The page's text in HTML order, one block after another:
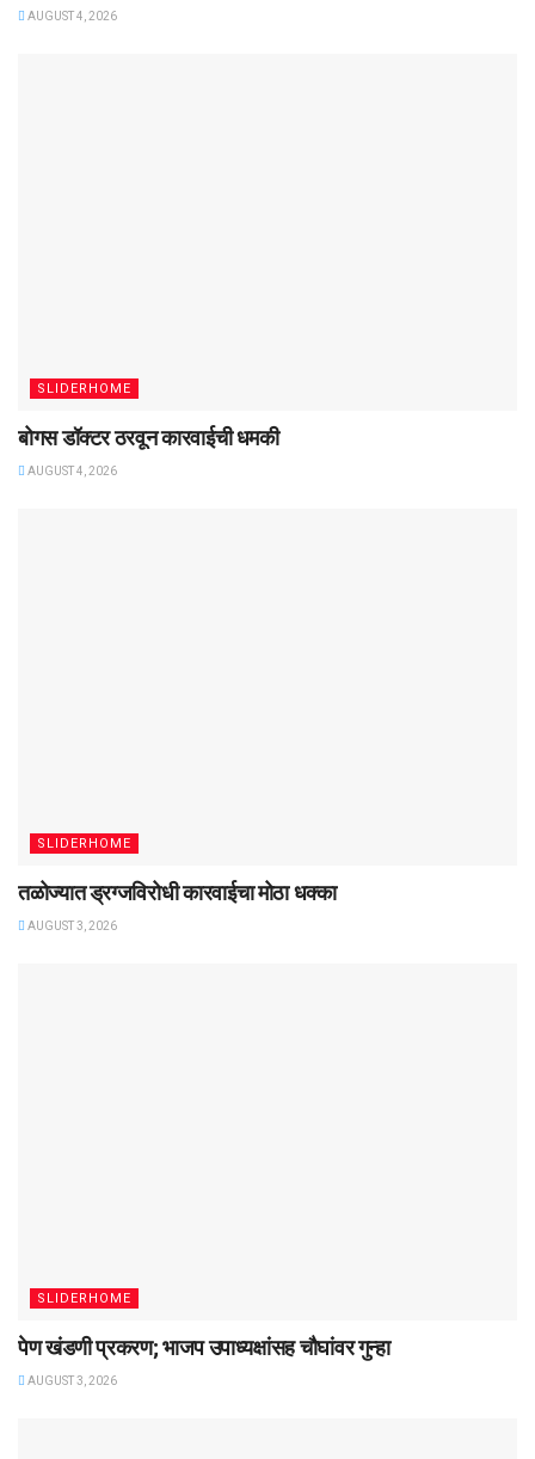
AUGUST 4, 2026
SLIDERHOME
बोगस डॉक्टर ठरवून कारवाईची धमकी
AUGUST 4, 2026
SLIDERHOME
तळोज्यात ड्रग्जविरोधी कारवाईचा मोठा धक्का
AUGUST 3, 2026
SLIDERHOME
पेण खंडणी प्रकरण; भाजप उपाध्यक्षांसह चौघांवर गुन्हा
AUGUST 3, 2026